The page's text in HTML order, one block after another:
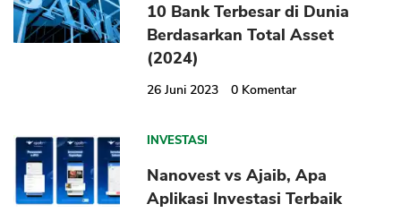
10 Bank Terbesar di Dunia
Berdasarkan Total Asset
(2024)
26 Juni 2023 0 Komentar
INVESTASI
Nanovest vs Ajaib, Apa
Aplikasi Investasi Terbaik